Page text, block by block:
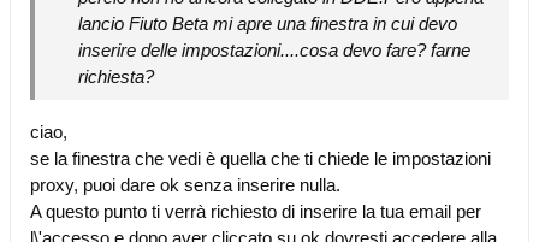
lancio Fiuto Beta mi apre una finestra in cui devo
inserire delle impostazioni....cosa devo fare? farne
richiesta?
ciao,
se la finestra che vedi è quella che ti chiede le impostazioni
proxy, puoi dare ok senza inserire nulla.
A questo punto ti verrà richiesto di inserire la tua email per
l\'accesso e dopo aver cliccato su ok dovresti accedere alla